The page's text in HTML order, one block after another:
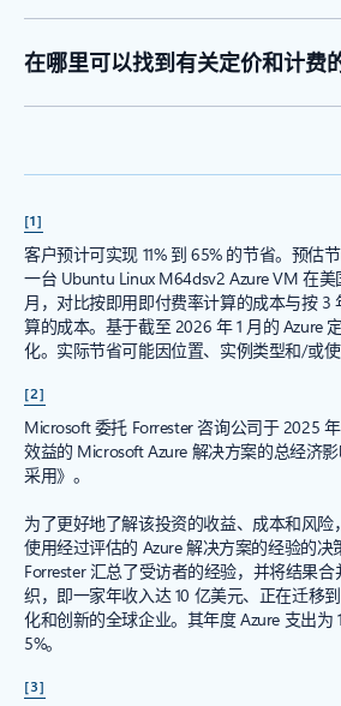
在哪里可以找到有关定价和计费
[1]
客户预计可实现 11% 到 65% 的节省。预估
一台 Ubuntu Linux M64dsv2 Azure VM 在
月，对比按即用即付费率计算的成本与按 3
算的成本。基于截至 2026 年 1 月的 Azure
化。实际节省可能因位置、实例类型和/或使
[2]
Microsoft 委托 Forrester 咨询公司于 2025
效益的 Microsoft Azure 解决方案的总经济
采用》。
为了更好地了解该投资的收益、成本和风险
使用经过评估的 Azure 解决方案的经验的决
Forrester 汇总了受访者的经验，并将结果
织，即一家年收入达 10 亿美元、正在迁移
化和创新的全球企业。其年度 Azure 支出为
5%。
[3]